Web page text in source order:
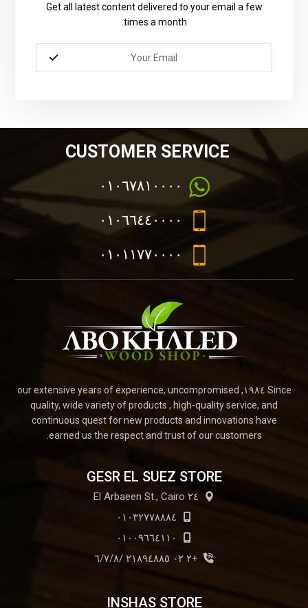
Get all latest content delivered to your email a few
times a month.
CUSTOMER SERVICE
٠١٠٦٧٨١٠٠٠٠
٠١٠٦٦٤٤٠٠٠٠
٠١٠١١٧٧٠٠٠٠
Since ١٩٨٤, our extensive years of experience, uncompromised
quality, wide variety of products , high-quality service, and
continuous quest for new products and innovations have
earned us the respect and trust of our customers.
GESR EL SUEZ STORE
٢٤ El Arbaeen St., Cairo
٠١٠٣٢٧٧٨٨٨٤
٠١٠٠٩٦٦٤١١٠
+٢ ٠٢ ٢١٨٩٤٨٨٥ /٦/٧/٨
INSHAS STORE